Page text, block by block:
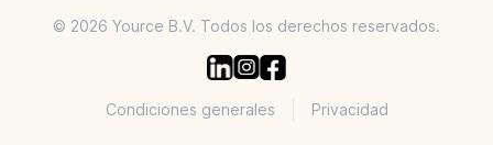
© 2026 Yource B.V. Todos los derechos reservados.
Condiciones generales Privacidad